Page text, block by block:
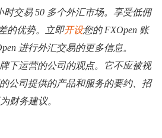
时交易 50 多个外汇市场。享受低佣
的优势。立即开设您的 FXOpen 账
进行外汇交易的更多信息。
下运营的公司的观点。它不应被视
公司提供的产品和服务的要约、招
财务建议。